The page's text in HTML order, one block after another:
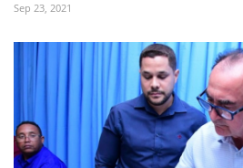
Sep 23, 2021